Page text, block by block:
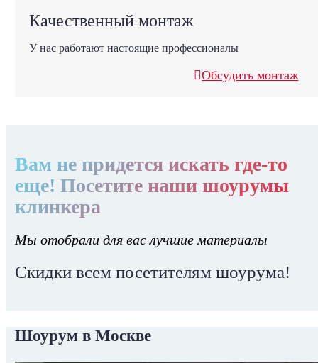
Качественный монтаж
У нас работают настоящие профессионалы
Обсудить монтаж
Вам не придется искать где-то
еще! Посетите наши шоурумы
клинкера
Мы отобрали для вас лучшие материалы
Скидки всем посетителям шоурума!
Шоурум в Москве